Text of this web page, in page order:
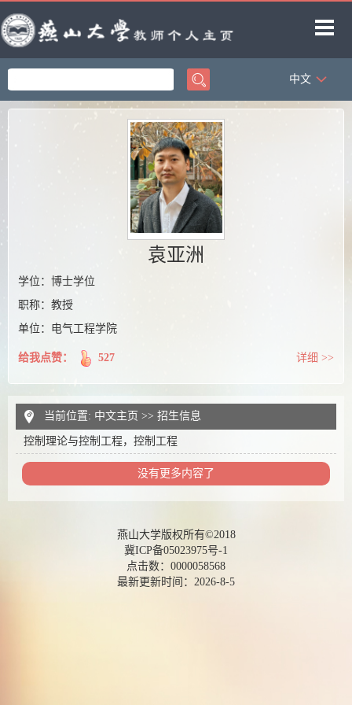
首页
科学研究
中文
袁亚洲
学位：博士学位
职称：教授
单位：电气工程学院
给我点赞： 527 详细 >>
当前位置: 中文主页 >> 招生信息
控制理论与控制工程，控制工程
没有更多内容了
燕山大学版权所有©2018
冀ICP备05023975号-1
点击数： 0000058568
最新更新时间： 2026-8-5